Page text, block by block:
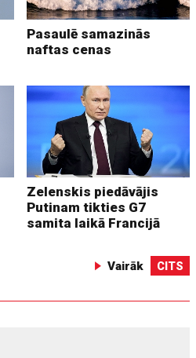
Pasaulē samazinās
naftas cenas
Zelenskis piedāvājis
Putinam tikties G7
samita laikā Francijā
Vairāk CITS